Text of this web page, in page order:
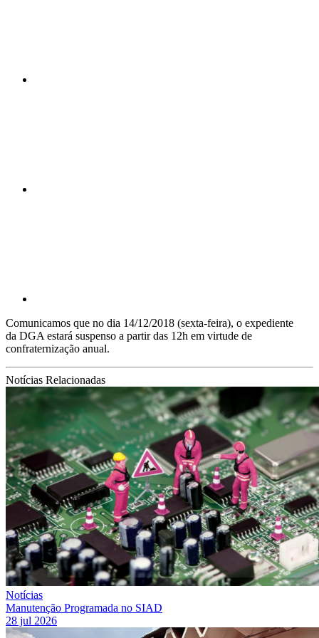
Comunicamos que no dia 14/12/2018 (sexta-feira), o expediente
da DGA estará suspenso a partir das 12h em virtude de
confraternização anual.
Notícias Relacionadas
Notícias
Manutenção Programada no SIAD
28 jul 2026